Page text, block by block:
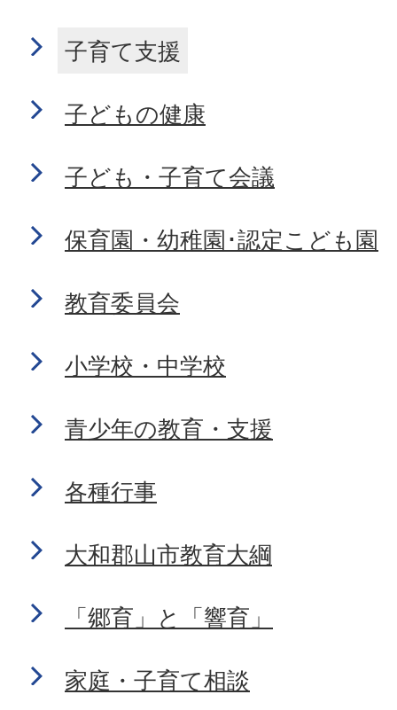
子育て支援
子どもの健康
子ども・子育て会議
保育園・幼稚園･認定こども園
教育委員会
小学校・中学校
青少年の教育・支援
各種行事
大和郡山市教育大綱
「郷育」と「響育」
家庭・子育て相談